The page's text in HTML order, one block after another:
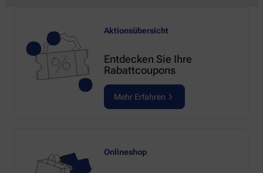
Aktionsübersicht
Entdecken Sie Ihre
Rabattcoupons
Mehr Erfahren
Onlineshop